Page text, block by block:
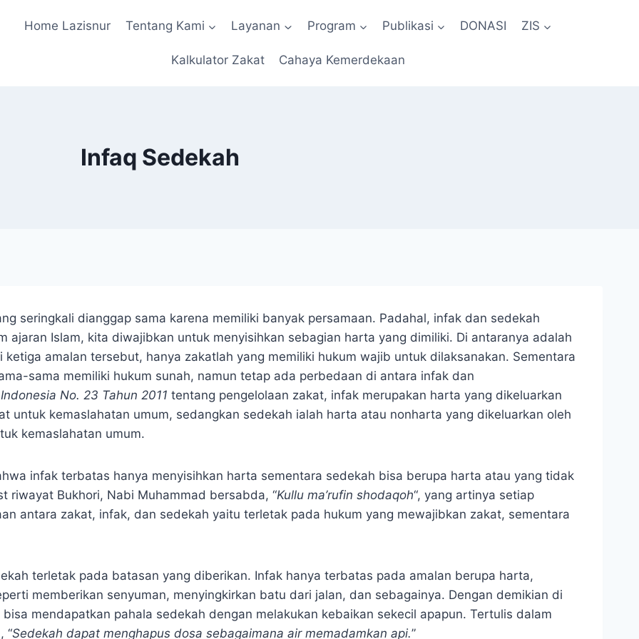
Home Lazisnur Tentang Kami Layanan Program Publikasi DONASI ZIS
Kalkulator Zakat Cahaya Kemerdekaan
Infaq Sedekah
seringkali dianggap sama karena memiliki banyak persamaan. Padahal, infak dan sedekah
ajaran Islam, kita diwajibkan untuk menyisihkan sebagian harta yang dimiliki. Di antaranya adalah
amalan tersebut, hanya zakatlah yang memiliki hukum wajib untuk dilaksanakan. Sementara
sama memiliki hukum sunah, namun tetap ada perbedaan di antara infak dan
No. 23 Tahun 2011 tentang pengelolaan zakat, infak merupakan harta yang dikeluarkan
untuk kemaslahatan umum, sedangkan sedekah ialah harta atau nonharta yang dikeluarkan oleh
kemaslahatan umum.
infak terbatas hanya menyisihkan harta sementara sedekah bisa berupa harta atau yang tidak
riwayat Bukhori, Nabi Muhammad bersabda, “Kullu ma’rufin shodaqoh“, yang artinya setiap
antara zakat, infak, dan sedekah yaitu terletak pada hukum yang mewajibkan zakat, sementara
terletak pada batasan yang diberikan. Infak hanya terbatas pada amalan berupa harta,
memberikan senyuman, menyingkirkan batu dari jalan, dan sebagainya. Dengan demikian di
mendapatkan pahala sedekah dengan melakukan kebaikan sekecil apapun. Tertulis dalam
“Sedekah dapat menghapus dosa sebagaimana air memadamkan api.”